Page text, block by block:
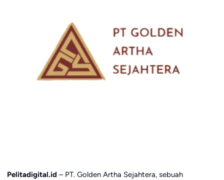
Pelitadigital.id – PT. Golden Artha Sejahtera, sebuah